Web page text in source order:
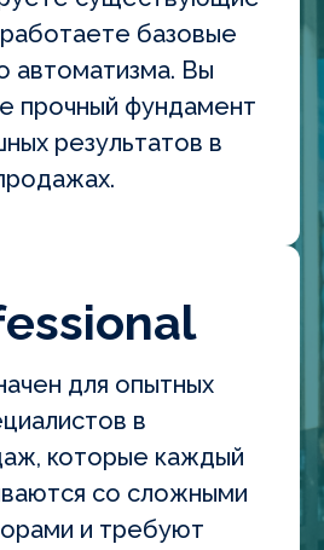
базовые
автоматизма. Вы
прочный фундамент
результатов в
для опытных
в
которые каждый
со сложными
и требуют